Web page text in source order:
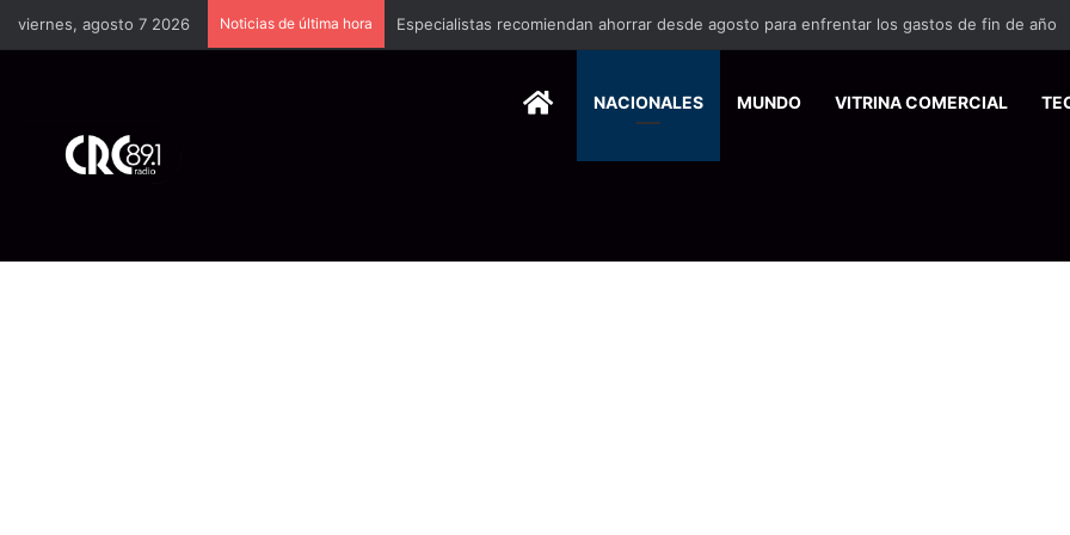
viernes, agosto 7 2026 Noticias de última hora Especialistas recomiendan ahorrar desde agosto para enfrentar los gastos de fin de año
HOMENACIONALES MUNDO VITRINA COMERCIAL